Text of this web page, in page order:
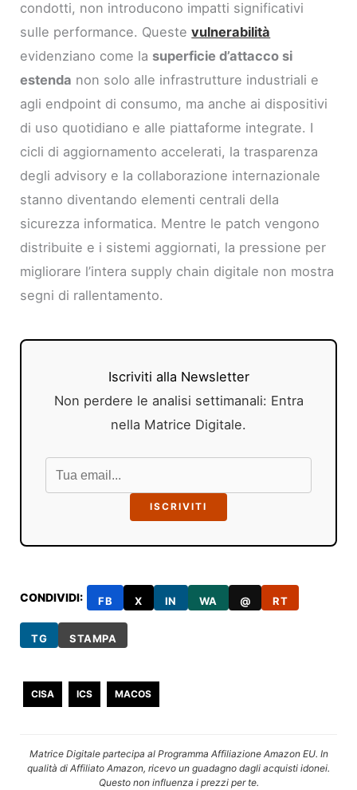
condotti, non introducono impatti significativi
sulle performance. Questevulnerabilità
evidenziano come la superficie d’attacco si
estenda non solo alle infrastrutture industriali e
agli endpoint di consumo, ma anche ai dispositivi
di uso quotidiano e alle piattaforme integrate. I
cicli di aggiornamento accelerati, la trasparenza
degli advisory e la collaborazione internazionale
stanno diventando elementi centrali della
sicurezza informatica. Mentre le patch vengono
distribuite e i sistemi aggiornati, la pressione per
migliorare l’intera supply chain digitale non mostra
segni di rallentamento.
Iscriviti alla Newsletter
Non perdere le analisi settimanali: Entra
nella Matrice Digitale.
ISCRIVITI
CONDIVIDI: FB X IN WA @ RT
TG STAMPA
CISA ICS MACOS
Matrice Digitale partecipa al Programma Affiliazione Amazon EU. In
qualità di Affiliato Amazon, ricevo un guadagno dagli acquisti idonei.
Questo non influenza i prezzi per te.